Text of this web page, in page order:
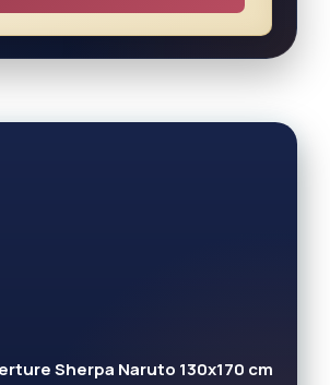
Sherpa Naruto 130x170 cm